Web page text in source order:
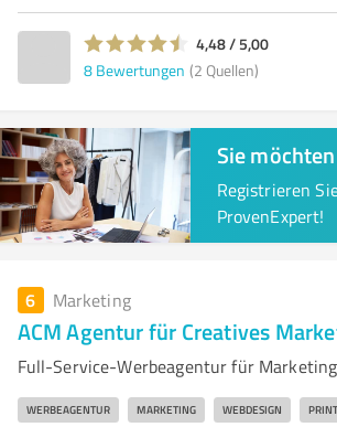
4,48 / 5,00
8 Bewertungen (2 Quellen)
Sie
Registrieren
ProvenExpert!
6 Marketing
ACM Agentur für Creatives
Full-Service-Werbeagentur für
WERBEAGENTUR MARKETING WEBDESIGN